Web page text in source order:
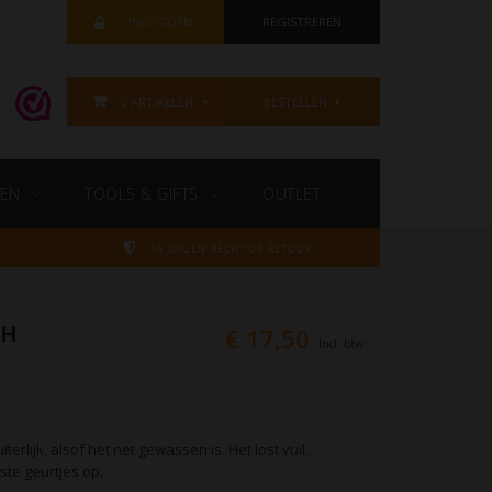
INLOGGEN REGISTREREN
0 ARTIKELEN BESTELLEN
14 DAGEN RECHT OP RETOUR
€ 17,50